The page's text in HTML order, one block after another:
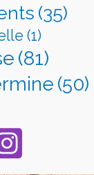
(35)
(1)
(81)
(50)